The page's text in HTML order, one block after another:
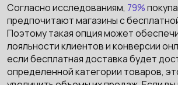
Согласно исследованиям, 79%
предпочитают магазины с
Поэтому такая опция может
лояльности клиентов и конверсии
если бесплатная доставка будет
определенной категории товаров,